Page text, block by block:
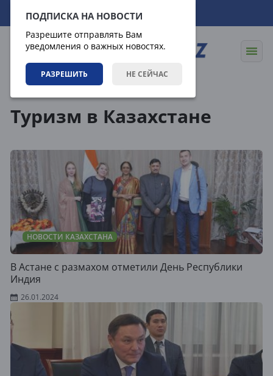
ПОДПИСКА НА НОВОСТИ
Разрешите отправлять Вам
уведомления о важных новостях.
РАЗРЕШИТЬ НЕ СЕЙЧАС
06.08.2026 09:54:42
Туризм в Казахстане
НОВОСТИ КАЗАХСТАНА
В Астане с размахом отметили День Республики
Индия
26.01.2024